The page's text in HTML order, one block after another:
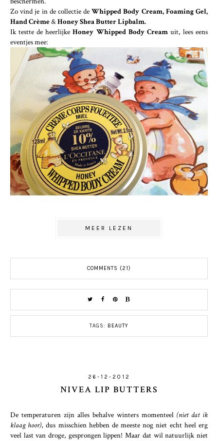
Zo vind je in de collectie de Whipped Body Cream, Foaming Gel,
Hand Crème&Honey Shea Butter Lipbalm.
Ik testte de heerlijkeHoney Whipped Body Creamuit, lees eens
eventjes mee:
MEER LEZEN
COMMENTS (21)
TAGS: BEAUTY
26-12-2012
NIVEA LIP BUTTERS
De temperaturen zijn alles behalve winters momenteel (niet dat ik
klaag hoor), dus misschien hebben de meeste nog niet echt heel erg
veel last van droge, gesprongen lippen! Maar dat wil natuurlijk niet